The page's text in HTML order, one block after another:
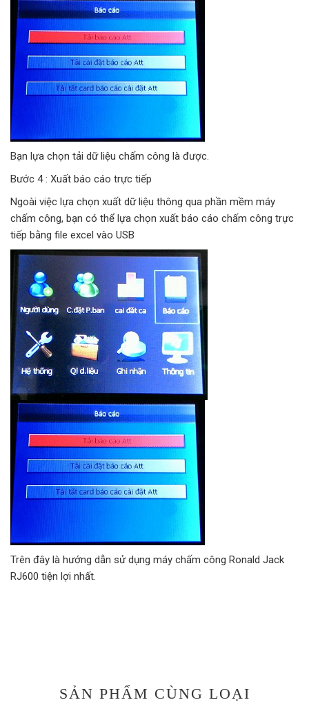
Bạn lựa chọn tải dữ liệu chấm công là được.
Bước 4 : Xuất báo cáo trực tiếp
Ngoài việc lựa chọn xuất dữ liệu thông qua phần mềm máy
chấm công, bạn có thể lựa chọn xuất báo cáo chấm công trực
tiếp bằng file excel vào USB
Trên đây là hướng dẫn sử dụng máy chấm công Ronald Jack
RJ600 tiện lợi nhất.
SẢN PHẨM CÙNG LOẠI